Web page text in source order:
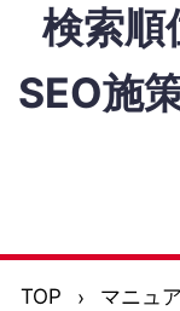
検索順
SEO施
TOP マニュ